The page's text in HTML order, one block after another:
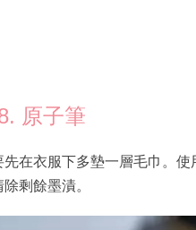
原子筆
在衣服下多墊一層毛巾。使
剩餘墨漬。